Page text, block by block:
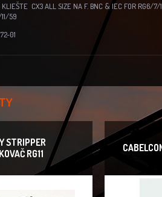
KLIEŠTE CX3 ALL SIZE NA F. BNC & IEC FOR RG6/7/
59
01
STRIPPER
RG11